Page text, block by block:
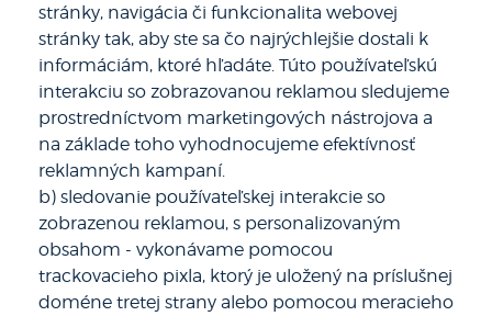
stránky, navigácia či funkcionalita webovej
stránky tak, aby ste sa čo najrýchlejšie dostali k
informáciám, ktoré hľadáte. Túto používateľskú
interakciu so zobrazovanou reklamou sledujeme
prostredníctvom marketingových nástrojova a
na základe toho vyhodnocujeme efektívnosť
reklamných kampaní.
b) sledovanie používateľskej interakcie so
zobrazenou reklamou, s personalizovaným
obsahom - vykonávame pomocou
trackovacieho pixla, ktorý je uložený na príslušnej
doméne tretej strany alebo pomocou meracieho